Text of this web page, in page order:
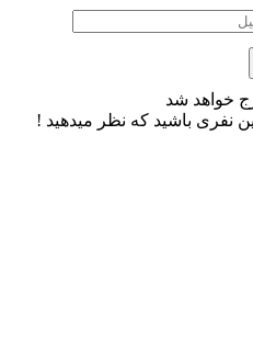
خواهد شد
نفری باشید که نظر میدهید !